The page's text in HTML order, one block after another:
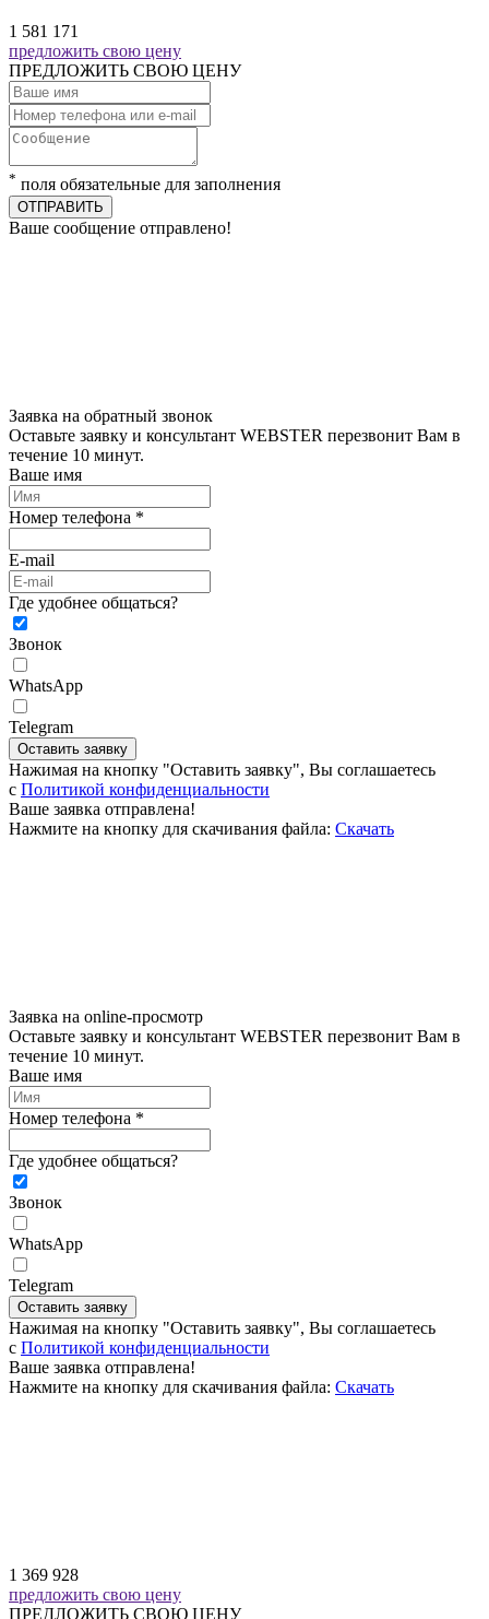
1 581 171
предложить свою цену
ПРЕДЛОЖИТЬ СВОЮ ЦЕНУ
* поля обязательные для заполнения
ОТПРАВИТЬ
Ваше сообщение отправлено!
Заявка на обратный звонок
Оставьте заявку и консультант WEBSTER перезвонит Вам в
течение 10 минут.
Ваше имя
Номер телефона *
E-mail
Где удобнее общаться?
Звонок
WhatsApp
Telegram
Оставить заявку
Нажимая на кнопку "Оставить заявку", Вы соглашаетесь
c Политикой конфиденциальности
Ваше заявка отправлена!
Нажмите на кнопку для скачивания файла: Скачать
Заявка на online-просмотр
Оставьте заявку и консультант WEBSTER перезвонит Вам в
течение 10 минут.
Ваше имя
Номер телефона *
Где удобнее общаться?
Звонок
WhatsApp
Telegram
Оставить заявку
Нажимая на кнопку "Оставить заявку", Вы соглашаетесь
c Политикой конфиденциальности
Ваше заявка отправлена!
Нажмите на кнопку для скачивания файла: Скачать
1 369 928
предложить свою цену
ПРЕДЛОЖИТЬ СВОЮ ЦЕНУ